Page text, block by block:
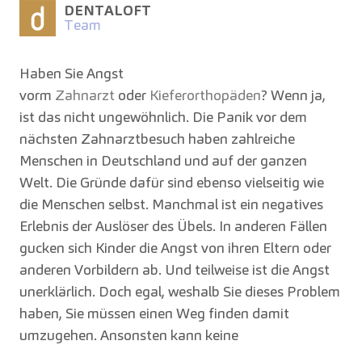
DENTALOFT
Team
Haben Sie Angst
vorm Zahnarzt oder Kieferorthopäden? Wenn ja,
ist das nicht ungewöhnlich. Die Panik vor dem
nächsten Zahnarztbesuch haben zahlreiche
Menschen in Deutschland und auf der ganzen
Welt. Die Gründe dafür sind ebenso vielseitig wie
die Menschen selbst. Manchmal ist ein negatives
Erlebnis der Auslöser des Übels. In anderen Fällen
gucken sich Kinder die Angst von ihren Eltern oder
anderen Vorbildern ab. Und teilweise ist die Angst
unerklärlich. Doch egal, weshalb Sie dieses Problem
haben, Sie müssen einen Weg finden damit
umzugehen. Ansonsten kann keine